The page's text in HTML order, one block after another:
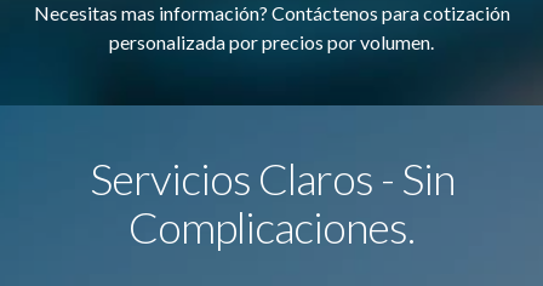
Necesitas mas información? Contáctenos para cotización
personalizada por precios por volumen.
Servicios Claros - Sin
Complicaciones.